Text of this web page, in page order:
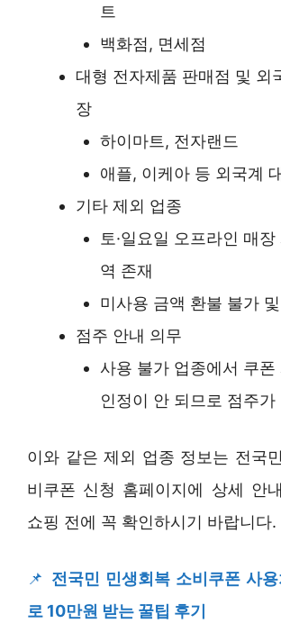
트
백화점, 면세점
대형 전자제품 판매점 및 외
장
하이마트, 전자랜드
애플, 이케아 등 외국계
기타 제외 업종
토·일요일 오프라인 매
역 존재
미사용 금액 환불 불가
점주 안내 의무
사용 불가 업종에서 쿠폰
인정이 안 되므로 점주
이와 같은 제외 업종 정보는 전국
비쿠폰 신청 홈페이지에 상세 안
쇼핑 전에 꼭 확인하시기 바랍니다.
📌 전국민 민생회복 소비쿠폰 사
로 10만원 받는 꿀팁 후기